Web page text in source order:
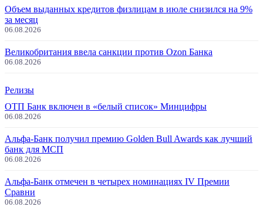
Объем выданных кредитов физлицам в июле снизился на 9%
за месяц
06.08.2026
Великобритания ввела санкции против Ozon Банка
06.08.2026
Релизы
ОТП Банк включен в «белый список» Минцифры
06.08.2026
Альфа-Банк получил премию Golden Bull Awards как лучший
банк для МСП
06.08.2026
Альфа-Банк отмечен в четырех номинациях IV Премии
Сравни
06.08.2026